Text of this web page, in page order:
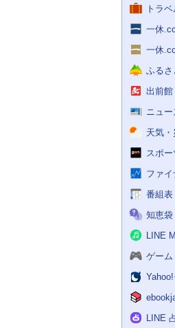
トラ
一休
一休
ふるさ
出前館
ニュー
天気
スポ
ファイ
番組表
知恵袋
LINE
ゲーム
LINE